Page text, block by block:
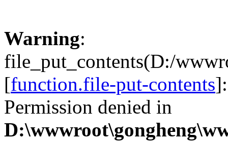
Warning:
file_put_contents(D:/
[function.file-put-contents
Permission denied in